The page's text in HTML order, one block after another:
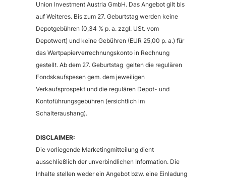
Union Investment Austria GmbH. Das Angebot gilt bis
auf Weiteres. Bis zum 27. Geburtstag werden keine
Depotgebühren (0,34 % p. a. zzgl. USt. vom
Depotwert) und keine Gebühren (EUR 25,00 p. a.) für
das Wertpapierverrechnungskonto in Rechnung
gestellt. Ab dem 27. Geburtstag gelten die regulären
Fondskaufspesen gem. dem jeweiligen
Verkaufsprospekt und die regulären Depot- und
Kontoführungsgebühren (ersichtlich im
Schalteraushang).
DISCLAIMER:
Die vorliegende Marketingmitteilung dient
ausschließlich der unverbindlichen Information. Die
Inhalte stellen weder ein Angebot bzw. eine Einladung